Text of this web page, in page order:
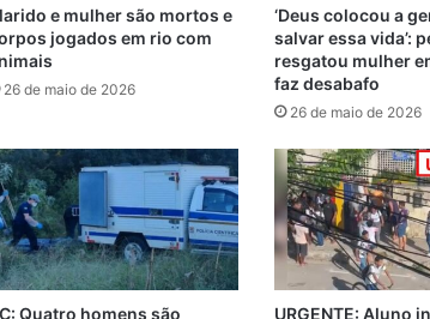
e mulher são mortos e
jogados em rio com
26 de maio de 2026
‘Deus colocou a
salvar essa vida’:
resgatou mulher
faz desabafo
26 de maio de 2026
Quatro homens são URGENTE: Aluno